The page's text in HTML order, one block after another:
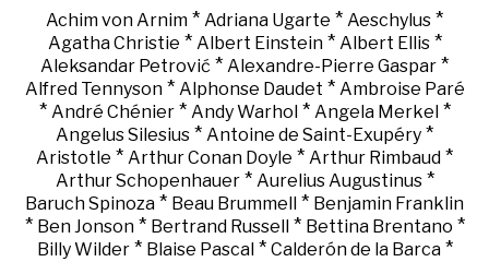
Achim von Arnim * Adriana Ugarte * Aeschylus *
Agatha Christie * Albert Einstein* Albert Ellis*
Aleksandar Petrović * Alexandre-Pierre Gaspar *
Alfred Tennyson* Alphonse Daudet * Ambroise Paré
* André Chénier* Andy Warhol * Angela Merkel *
Angelus Silesius * Antoine de Saint-Exupéry *
Aristotle * Arthur Conan Doyle * Arthur Rimbaud *
Arthur Schopenhauer* Aurelius Augustinus*
Baruch Spinoza * Beau Brummell * Benjamin Franklin
* Ben Jonson* Bertrand Russell * Bettina Brentano *
Billy Wilder* Blaise Pascal* Calderón de la Barca*